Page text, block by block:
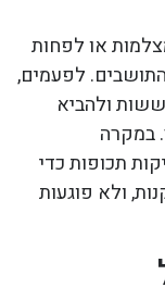
או לפחות
לפעמים,
ולהביא
במקרה
תכופות כדי
ולא פוגעות